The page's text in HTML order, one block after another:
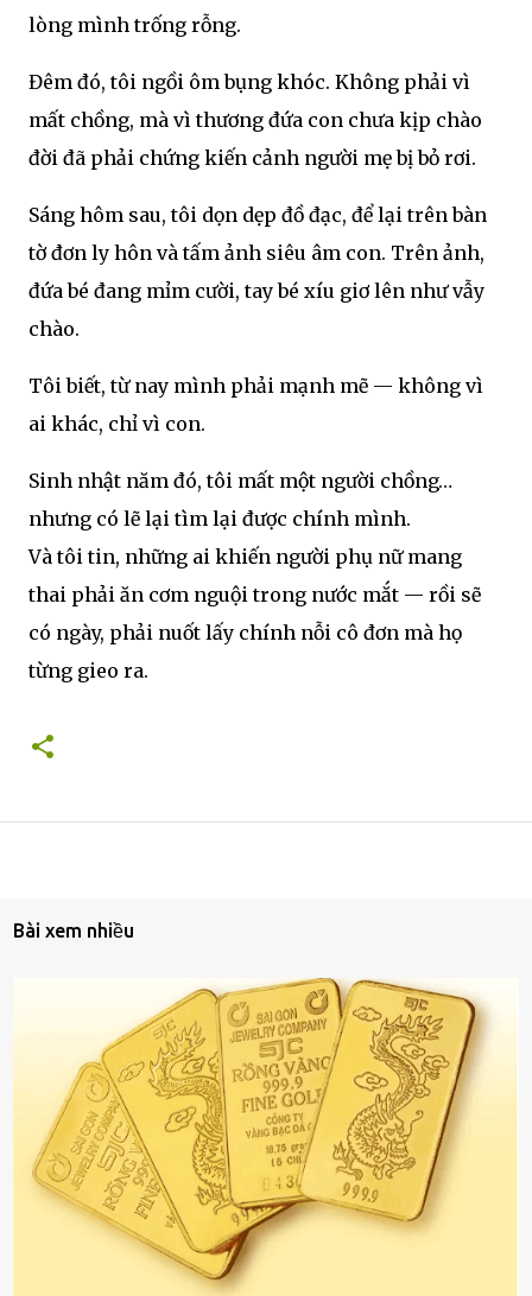
lòng mình trống rỗng.
Đêm đó, tôi ngồi ôm bụng khóc. Không phải vì
mất chồng, mà vì thương đứa con chưa kịp chào
đời đã phải chứng kiến cảnh người mẹ bị bỏ rơi.
Sáng hôm sau, tôi dọn dẹp đồ đạc, để lại trên bàn
tờ đơn ly hôn và tấm ảnh siêu âm con. Trên ảnh,
đứa bé đang mỉm cười, tay bé xíu giơ lên như vẫy
chào.
Tôi biết, từ nay mình phải mạnh mẽ — không vì
ai khác, chỉ vì con.
Sinh nhật năm đó, tôi mất một người chồng…
nhưng có lẽ lại tìm lại được chính mình.
Và tôi tin, những ai khiến người phụ nữ mang
thai phải ăn cơm nguội trong nước mắt — rồi sẽ
có ngày, phải nuốt lấy chính nỗi cô đơn mà họ
từng gieo ra.
Bài xem nhiều